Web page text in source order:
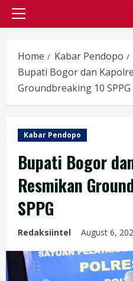
Primary
Home
Kabar Pendopo
Bupati Bogor dan
Groundbreaking 10 SPPG
Kabar Pendopo
Bupati Bogor
Resmikan
SPPG
Redaksiintel August 6,